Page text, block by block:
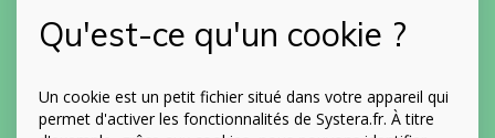
Qu'est-ce qu'un cookie ?
Un cookie est un petit fichier situé dans votre appareil qui
permet d'activer les fonctionnalités de Systera.fr. À titre